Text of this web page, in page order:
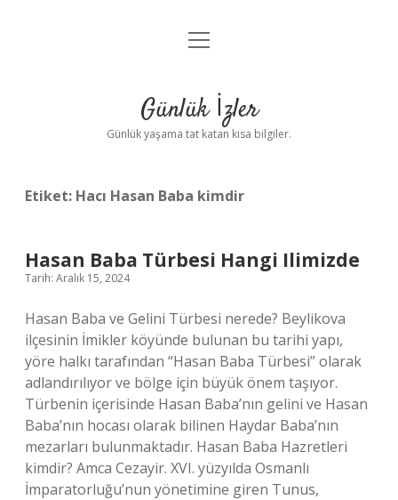
Anasayfa
Yasal Uyarı
menüyü
Günlük İzler
Günlük yaşama tat katan kısa bilgiler.
Etiket: Hacı Hasan Baba kimdir
Hasan Baba Türbesi Hangi Ilimizde
Tarih: Aralık 15, 2024
Hasan Baba ve Gelini Türbesi nerede? Beylikova
ilçesinin İmikler köyünde bulunan bu tarihi yapı,
yöre halkı tarafından “Hasan Baba Türbesi” olarak
adlandırılıyor ve bölge için büyük önem taşıyor.
Türbenin içerisinde Hasan Baba’nın gelini ve Hasan
Baba’nın hocası olarak bilinen Haydar Baba’nın
mezarları bulunmaktadır. Hasan Baba Hazretleri
kimdir? Amca Cezayir. XVI. yüzyılda Osmanlı
İmparatorluğu’nun yönetimine giren Tunus,